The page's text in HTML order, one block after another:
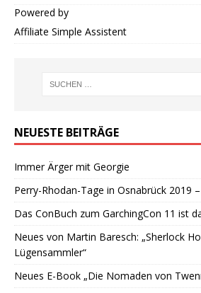
Powered by
Affiliate Simple Assistent
NEUESTE BEITRÄGE
Immer Ärger mit Georgie
Perry-Rhodan-Tage in Osnabrück 2019
Das ConBuch zum GarchingCon 11 ist
Neues von Martin Baresch: „Sherlock
Lügensammler“
Neues E-Book „Die Nomaden von